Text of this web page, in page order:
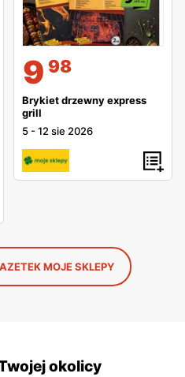
9 98
Brykiet drzewny express
grill
5 -12 sie 2026
MOJE SKLEPY
okolicy